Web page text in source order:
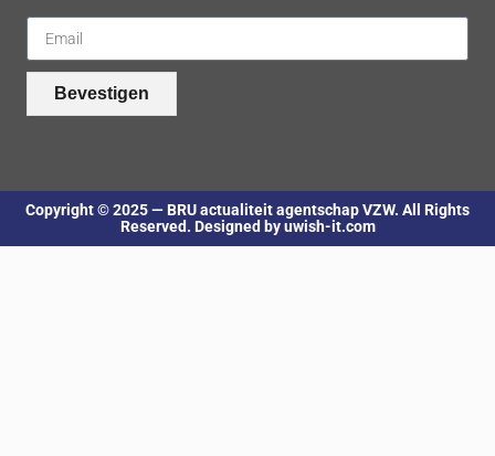
Bevestigen
Copyright © 2025 — BRU actualiteit agentschap VZW. All Rights
Reserved. Designed by uwish-it.com